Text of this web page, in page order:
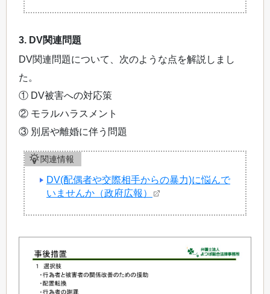
3. DV関連問題
DV関連問題について、次のような点を解説しまし
た。
① DV被害への対応策
② モラルハラスメント
③ 別居や離婚に伴う問題
関連情報
DV(配偶者や交際相手からの暴力)に悩んで
いませんか（政府広報）